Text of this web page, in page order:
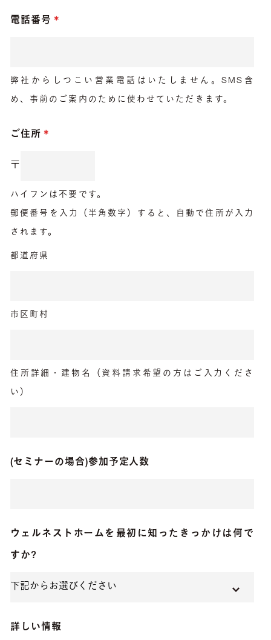
電話番号
弊社からしつこい営業電話はいたしません。SMS含
め、事前のご案内のために使わせていただきます。
ご住所
〒
ハイフンは不要です。
郵便番号を入力（半角数字）すると、自動で住所が入力
されます。
都道府県
市区町村
住所詳細・建物名（資料請求希望の方はご入力くださ
い）
(セミナーの場合)参加予定人数
ウェルネストホームを 最初に知ったきっかけ は何で
すか?
詳しい情報